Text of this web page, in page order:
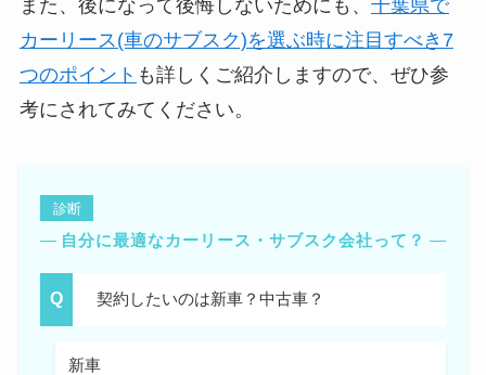
また、後になって後悔しないためにも、 千葉県で
カーリース(車のサブスク)を選ぶ時に注目すべき7
つのポイント も詳しくご紹介しますので、ぜひ参
考にされてみてください。
診断
自分に最適なカーリース・サブスク会社って？
契約したいのは新車？中古車？
新車